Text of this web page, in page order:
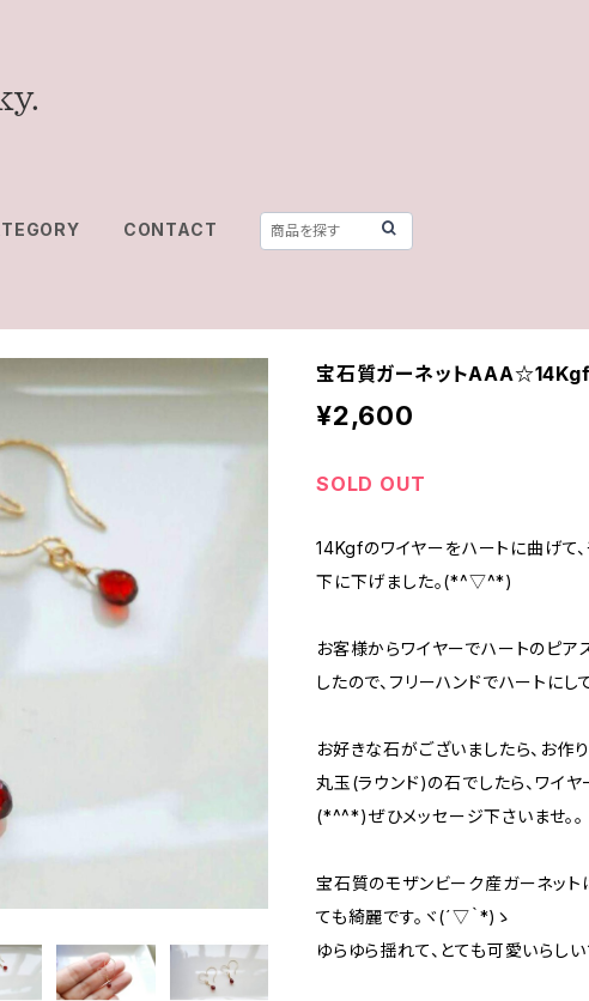
CONTACT
宝石質ガーネットAAA☆14Kgf
¥2,600
SOLD OUT
14Kgfのワイヤーをハートに曲げて
下に下げました。(*^▽^*)
お客様からワイヤーでハートのピ
したので、フリーハンドでハートに
お好きな石がございましたら、お作
丸玉(ラウンド)の石でしたら、ワイ
(*^^*)ぜひメッセージ下さいませ。。
宝石質のモザンビーク産ガーネット
ても綺麗です。ヾ(´▽｀*)ゝ
ゆらゆら揺れて、とても可愛いらしい